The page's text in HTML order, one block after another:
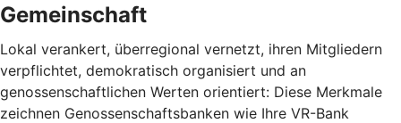
Gemeinschaft
Lokal verankert, überregional vernetzt, ihren Mitgliedern
verpflichtet, demokratisch organisiert und an
genossenschaftlichen Werten orientiert: Diese Merkmale
zeichnen Genossenschaftsbanken wie Ihre VR-Bank